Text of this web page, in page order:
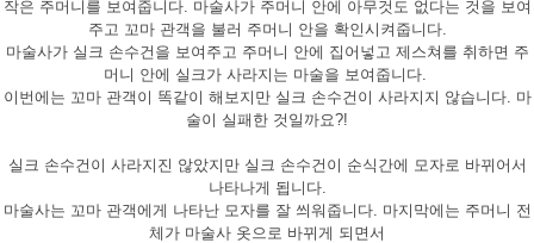
PAYCO 바로
작은 주머니를 보여줍니다. 마술사가 주머니 안에 아무것도 없다는 것을 보여
주고 꼬마 관객을 불러 주머니 안을 확인시켜줍니다.
마술사가 실크 손수건을 보여주고 주머니 안에 집어넣고 제스쳐를 취하면 주
머니 안에 실크가 사라지는 마술을 보여줍니다.
이번에는 꼬마 관객이 똑같이 해보지만 실크 손수건이 사라지지 않습니다. 마
술이 실패한 것일까요?!
실크 손수건이 사라지진 않았지만 실크 손수건이 순식간에 모자로 바뀌어서
나타나게 됩니다.
마술사는 꼬마 관객에게 나타난 모자를 잘 씌워줍니다. 마지막에는 주머니 전
체가 마술사 옷으로 바뀌게 되면서